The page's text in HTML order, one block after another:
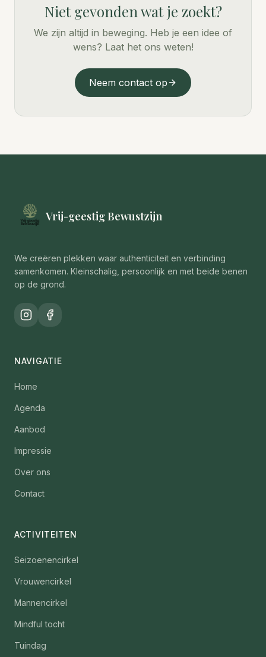
Niet gevonden wat je zoekt?
We zijn altijd in beweging. Heb je een idee of
wens? Laat het ons weten!
Neem contact op
Vrij-geestig Bewustzijn
We creëren plekken waar authenticiteit en verbinding
samenkomen. Kleinschalig, persoonlijk en met beide benen
op de grond.
NAVIGATIE
Home
Agenda
Aanbod
Impressie
Over ons
Contact
ACTIVITEITEN
Seizoenencirkel
Vrouwencirkel
Mannencirkel
Mindful tocht
Tuindag